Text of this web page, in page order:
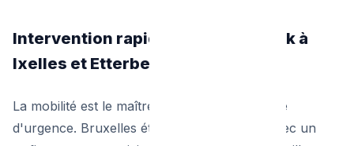
Intervention rapide : De Molenbeek à
Ixelles et Etterbeek
La mobilité est le maître-mot d'un bon service
d'urgence. Bruxelles étant une ville dense avec un